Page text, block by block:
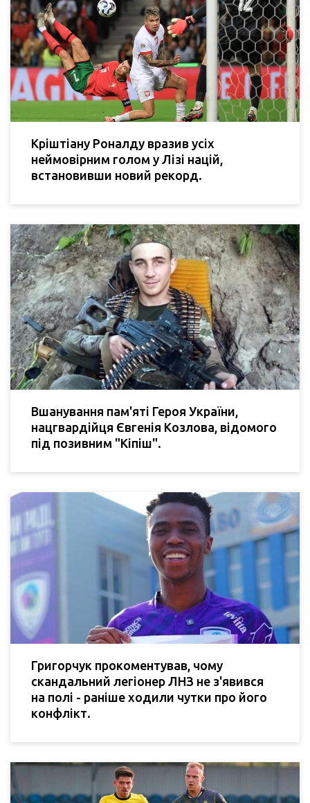
Кріштіану Роналду вразив усіх
неймовірним голом у Лізі націй,
встановивши новий рекорд.
Вшанування пам'яті Героя України,
нацгвардійця Євгенія Козлова, відомого
під позивним "Кіпіш".
Григорчук прокоментував, чому
скандальний легіонер ЛНЗ не з'явився
на полі - раніше ходили чутки про його
конфлікт.